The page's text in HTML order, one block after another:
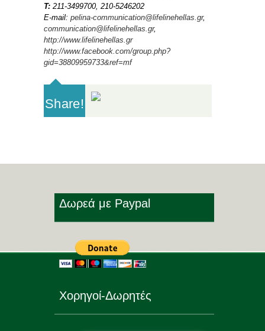
Τ: 211-3499700, 210-5246202
E-mail: pelina-communication@lifelinehellas.gr,
communication@lifelinehellas.gr,
http://www.lifelinehellas.gr
http://www.facebook.com/group.php?
gid=38809959733&ref=mf
Share!
Δωρεά με Paypal
Χορηγοί-Δωρητές